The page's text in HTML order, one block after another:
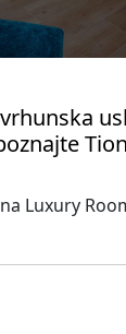
Luxury